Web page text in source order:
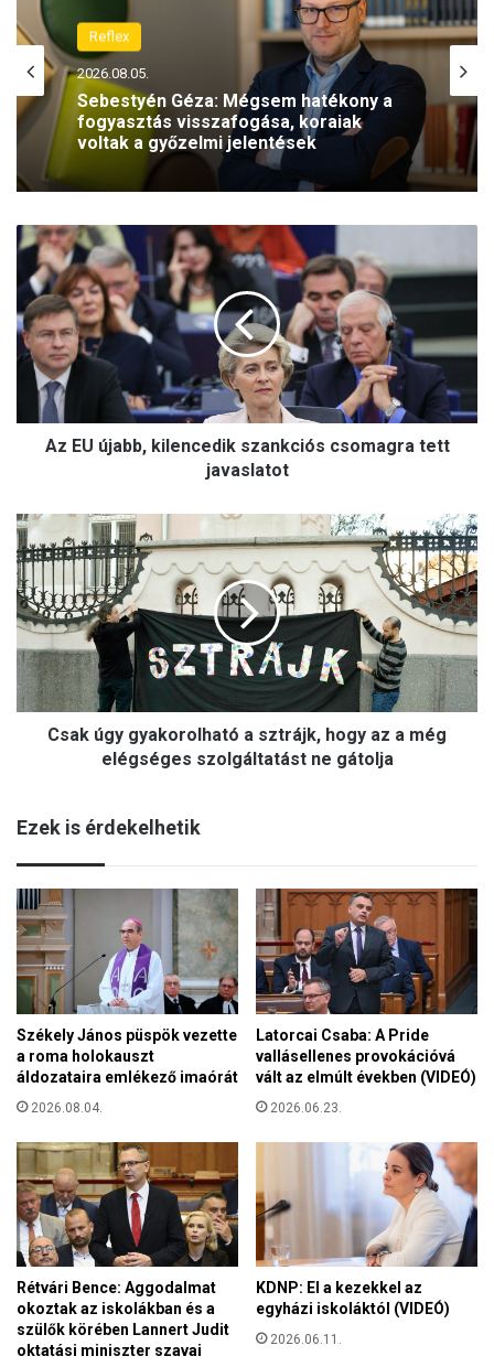
Reflex
2026.08.05.
Sebestyén Géza: Mégsem hatékony a
fogyasztás visszafogása, koraiak
voltak a győzelmi jelentések
Reflex
2026.07.30.
legalizálása Pandóra szelencéjét nyitná
ki
A
E
U
ú
b
l
e
n
c
e
d
i
k
s
i
ó
s
c
s
o
m
a
e
t
j
a
v
a
s
l
a
t
Az EU újabb, kilencedik szankciós csomagra tett
javaslatot
C
s
a
k
ú
y
g
y
o
a
t
ó
a
s
z
t
r
á
j
,
h
o
g
y
a
z
a
m
é
Csak úgy gyakorolható a sztrájk, hogy az a még
elégséges szolgáltatást ne gátolja
Ezek is érdekelhetik
Székely János püspök vezette
a roma holokauszt
áldozataira emlékező imaórát
2026.08.04.
Latorcai Csaba: A Pride
vallásellenes provokációvá
vált az elmúlt években (VIDEÓ)
2026.06.23.
Rétvári Bence: Aggodalmat
okoztak az iskolákban és a
szülők körében Lannert Judit
oktatási miniszter szavai
KDNP: El a kezekkel az
egyházi iskoláktól (VIDEÓ)
2026.06.11.